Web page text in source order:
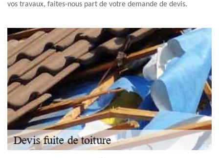
vos travaux, faites-nous part de votre demande de devis.